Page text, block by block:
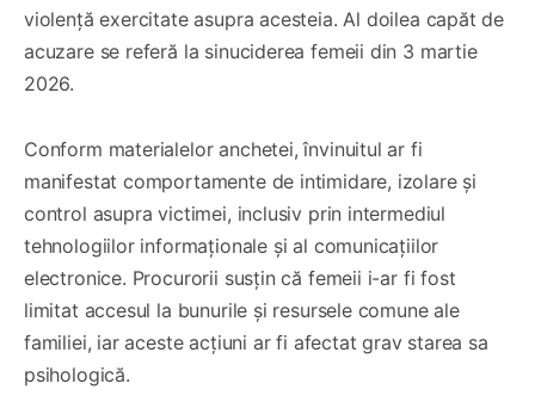
violență exercitate asupra acesteia. Al doilea capăt de
acuzare se referă la sinuciderea femeii din 3 martie
2026.
Conform materialelor anchetei, învinuitul ar fi
manifestat comportamente de intimidare, izolare și
control asupra victimei, inclusiv prin intermediul
tehnologiilor informaționale și al comunicațiilor
electronice. Procurorii susțin că femeii i-ar fi fost
limitat accesul la bunurile și resursele comune ale
familiei, iar aceste acțiuni ar fi afectat grav starea sa
psihologică.